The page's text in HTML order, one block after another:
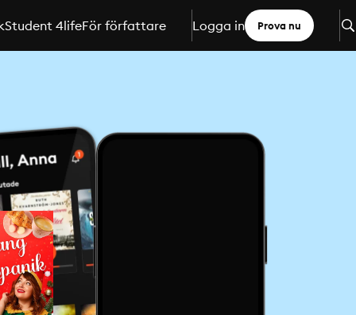
Student 4lifeFör författare Logga in Prova nu